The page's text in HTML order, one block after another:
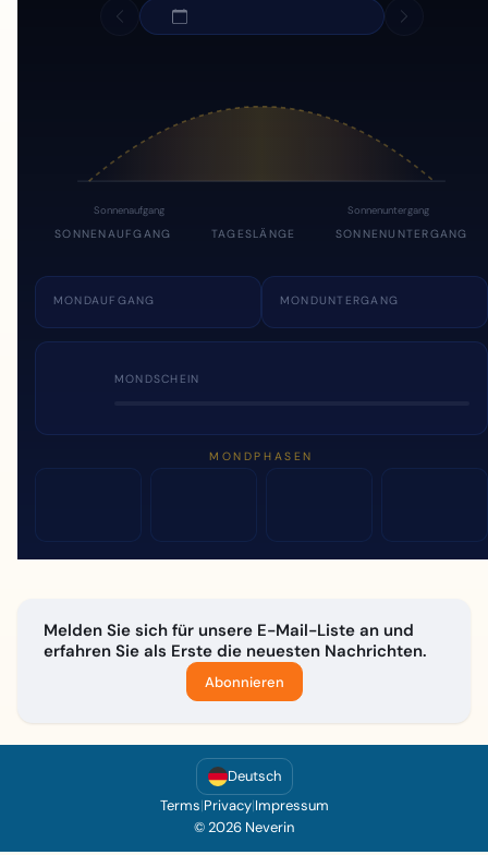
Sonnenaufgang Sonnenuntergang
SONNENAUFGANG TAGESLÄNGE SONNENUNTERGANG
MONDAUFGANG MONDUNTERGANG
MONDSCHEIN
MONDPHASEN
Melden Sie sich für unsere E-Mail-Liste an und
erfahren Sie als Erste die neuesten Nachrichten.
Abonnieren
Deutsch
Terms|Privacy|Impressum
© 2026 Neverin